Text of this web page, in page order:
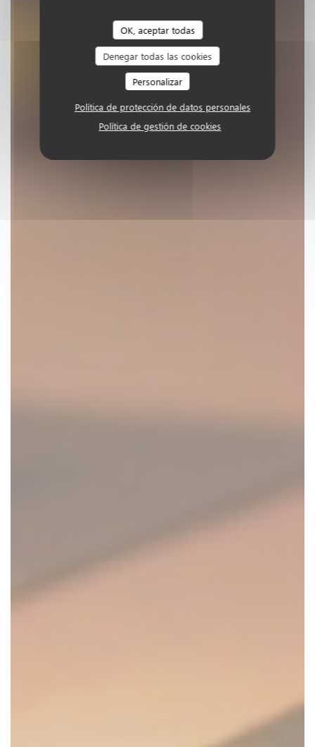
OK, aceptar todas
Denegar todas las cookies
Personalizar
Política de protección de datos personales
Política de gestión de cookies